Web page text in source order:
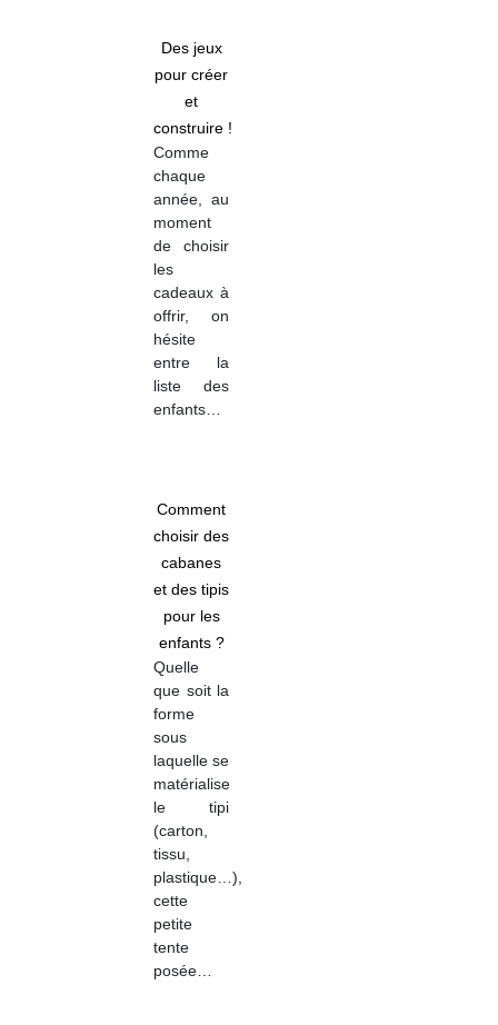
Des jeux
pour créer
et
construire !
Comme
chaque
année, au
moment
de choisir
les
cadeaux à
offrir, on
hésite
entre la
liste des
enfants…
Comment
choisir des
cabanes
et des tipis
pour les
enfants ?
Quelle
que soit la
forme
sous
laquelle se
matérialise
le tipi
(carton,
tissu,
plastique…),
cette
petite
tente
posée…